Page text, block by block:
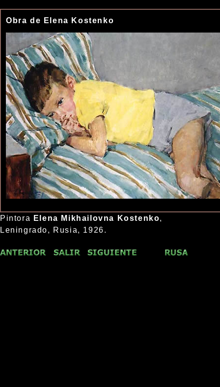
Obra de Elena Kostenko
Pintora Elena Mikhailovna Kostenko,
Leningrado, Rusia, 1926.